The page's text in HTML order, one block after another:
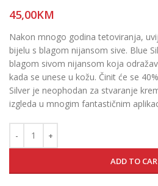
45,00KM
Nakon mnogo godina tetoviranja,
bijelu s blagom nijansom sive. Blue
blagom sivom nijansom koja
kada se unese u kožu. Činit će se
Silver je neophodan za stvaranje
izgleda u mnogim fantastičnim
ADD TO